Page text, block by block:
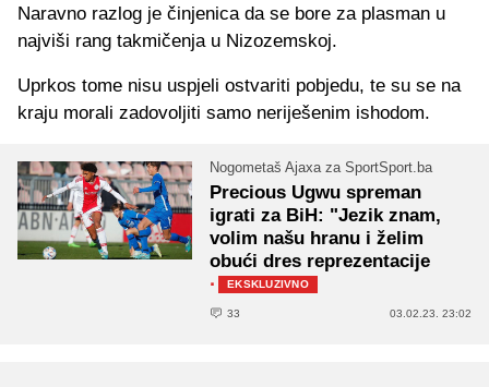
Naravno razlog je činjenica da se bore za plasman u
najviši rang takmičenja u Nizozemskoj.
Uprkos tome nisu uspjeli ostvariti pobjedu, te su se na
kraju morali zadovoljiti samo neriješenim ishodom.
Nogometaš Ajaxa za SportSport.ba
Precious Ugwu spreman
igrati za BiH: "Jezik znam,
volim našu hranu i želim
obući dres reprezentacije
· EKSKLUZIVNO
33 03.02.23. 23:02